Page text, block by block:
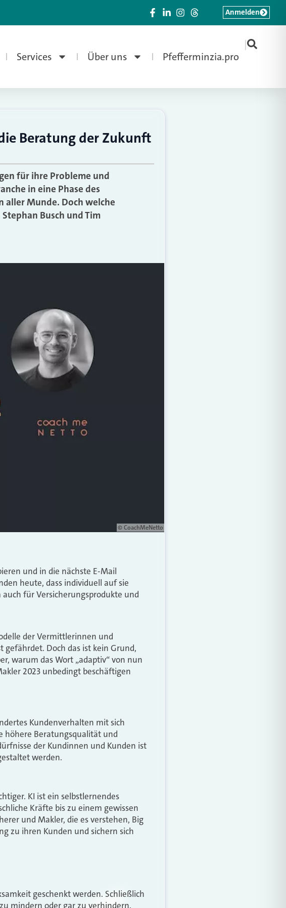
Services Über uns Pfefferminzia.pro
|
Anmelden
Beratung der Zukunft
für ihre Probleme und
in eine Phase des
aller Munde. Doch welche
Busch und Tim
© CoachMeNetto
und in die nächste E-Mail
heute, dass individuell auf sie
für Versicherungsprodukte und
der Vermittlerinnen und
gefährdet. Doch das ist kein Grund,
warum das Wort „adaptiv“ von nun
2023 unbedingt beschäftigen
Kundenverhalten mit sich
höhere Beratungsqualität und
der Kundinnen und Kunden ist
werden.
KI ist ein selbstlernendes
Kräfte bis zu einem gewissen
und Makler, die es verstehen, Big
zu ihren Kunden und sichern sich
geschenkt werden. Schließlich
mindern oder gar zu verhindern.